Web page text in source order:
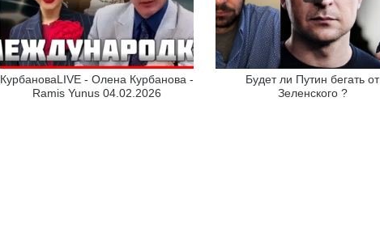
КурбановаLIVE - Олена Курбанова -
Ramis Yunus 04.02.2026
Будет ли Путин бегать от
Зеленского ?